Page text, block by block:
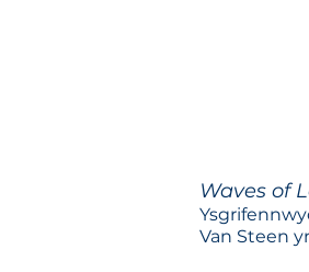
Waves of
Van Steen